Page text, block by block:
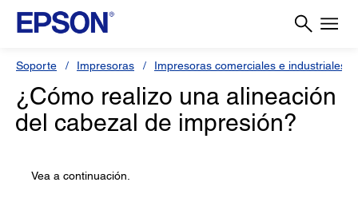
Soporte Impresoras Impresoras comerciales e industriales
¿Cómo realizo una alineación
del cabezal de impresión?
Vea a continuación.